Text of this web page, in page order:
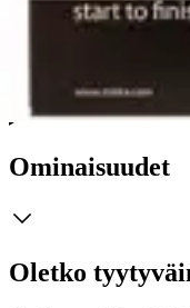
Tarrakiinnitteinen
hiontaan. Kolmio sopii
EMS180RV koneisiin.
Ominaisuudet
Oletko